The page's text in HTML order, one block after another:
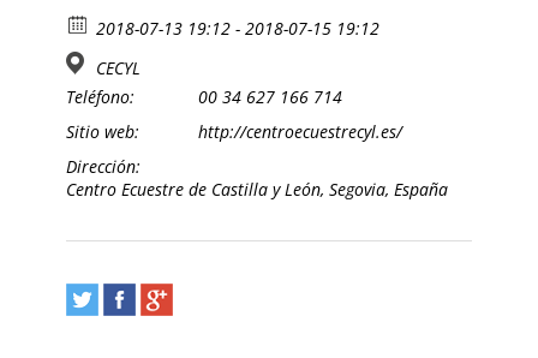
2018-07-13 19:12 - 2018-07-15 19:12
CECYL
Teléfono:
00 34 627 166 714
Sitio web:
http://centroecuestrecyl.es/
Dirección:
Centro Ecuestre de Castilla y León, Segovia, España